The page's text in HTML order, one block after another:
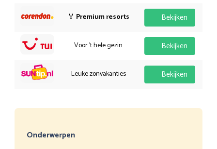
🏅 Premium resorts Bekijken
Voor 't hele gezin Bekijken
Leuke zonvakanties Bekijken
Onderwerpen